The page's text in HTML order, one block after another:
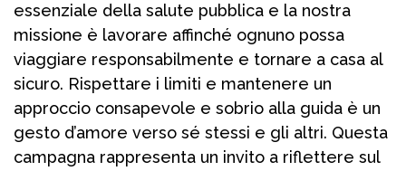
essenziale della salute pubblica e la nostra
missione è lavorare affinché ognuno possa
viaggiare responsabilmente e tornare a casa al
sicuro. Rispettare i limiti e mantenere un
approccio consapevole e sobrio alla guida è un
gesto d’amore verso sé stessi e gli altri. Questa
campagna rappresenta un invito a riflettere sul